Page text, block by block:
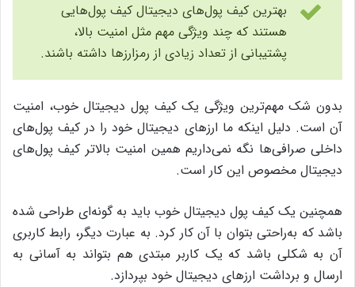
بهترین کیف پول‌های دیجیتال کیف پول‌هایی
هستند که چند ویژگی مهم مثل امنیت بالا،
پشتیبانی از تعداد زیادی از رمزارزها داشته باشند.
بدون شک مهم‌ترین ویژگی یک کیف پول دیجیتال خوب، امنیت
آن است. دلیل اینکه ما ارزهای دیجیتال خود را در کیف پول‌های
داخلی صرافی‌ها نگه نمی‌داریم همین امنیت بالاتر کیف پول‌های
دیجیتال مخصوص این کار است.
همچنین یک کیف پول دیجیتال خوب باید به گونه‌ای طراحی شده
باشد که به‌راحتی بتوان با آن کار کرد. به عبارت دیگر، رابط کاربری
آن به شکلی باشد که یک کاربر مبتدی هم بتواند به آسانی به
ارسال و برداشت ارزهای دیجیتال خود بپردازد.